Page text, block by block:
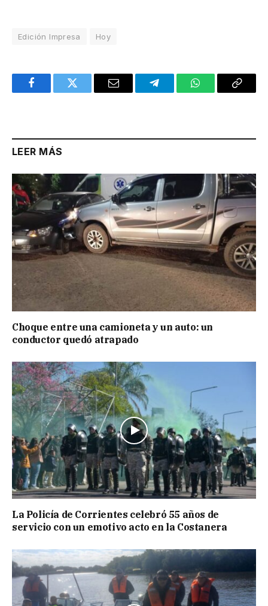
Edición Impresa Hoy
FacebookTwitter Email TelegramWhatsAppCopy
LEER MÁS
Choque entre una camioneta y un auto: un
conductor quedó atrapado
La Policía de Corrientes celebró 55 años de
servicio con un emotivo acto en la Costanera